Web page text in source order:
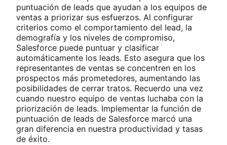
puntuación de leads que ayudan a los equipos de
ventas a priorizar sus esfuerzos. Al configurar
criterios como el comportamiento del lead, la
demografía y los niveles de compromiso,
Salesforce puede puntuar y clasificar
automáticamente los leads. Esto asegura que los
representantes de ventas se concentren en los
prospectos más prometedores, aumentando las
posibilidades de cerrar tratos. Recuerdo una vez
cuando nuestro equipo de ventas luchaba con la
priorización de leads. Implementar la función de
puntuación de leads de Salesforce marcó una
gran diferencia en nuestra productividad y tasas
de éxito.